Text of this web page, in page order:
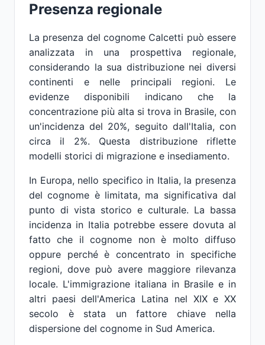
Presenza regionale
La presenza del cognome Calcetti può essere
analizzata in una prospettiva regionale,
considerando la sua distribuzione nei diversi
continenti e nelle principali regioni. Le
evidenze disponibili indicano che la
concentrazione più alta si trova in Brasile, con
un'incidenza del 20%, seguito dall'Italia, con
circa il 2%. Questa distribuzione riflette
modelli storici di migrazione e insediamento.
In Europa, nello specifico in Italia, la presenza
del cognome è limitata, ma significativa dal
punto di vista storico e culturale. La bassa
incidenza in Italia potrebbe essere dovuta al
fatto che il cognome non è molto diffuso
oppure perché è concentrato in specifiche
regioni, dove può avere maggiore rilevanza
locale. L'immigrazione italiana in Brasile e in
altri paesi dell'America Latina nel XIX e XX
secolo è stata un fattore chiave nella
dispersione del cognome in Sud America.